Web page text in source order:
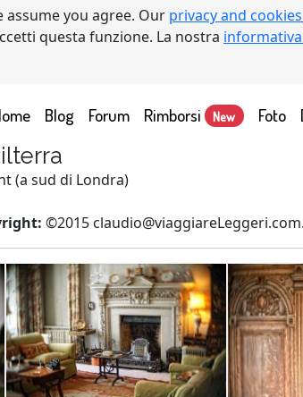
assume you agree. Our privacy and
questa funzione. La nostra
(current)
Blog Forum Rimborsi New Foto
(a sud di Londra)
©2015